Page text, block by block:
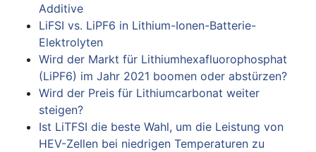
Additive
LiFSI vs. LiPF6 in Lithium-Ionen-Batterie-
Elektrolyten
Wird der Markt für Lithiumhexafluorophosphat
(LiPF6) im Jahr 2021 boomen oder abstürzen?
Wird der Preis für Lithiumcarbonat weiter
steigen?
Ist LiTFSI die beste Wahl, um die Leistung von
HEV-Zellen bei niedrigen Temperaturen zu